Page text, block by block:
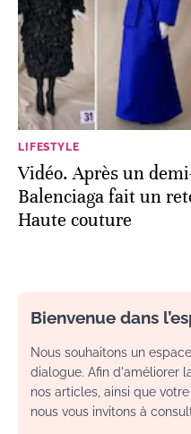
LIFESTYLE
Vidéo. Après un
Balenciaga fait un
Haute couture
Bienvenue dans
Nous souhaitons un
dialogue. Afin d'améliorer
nos articles, ainsi que
nous vous invitons à